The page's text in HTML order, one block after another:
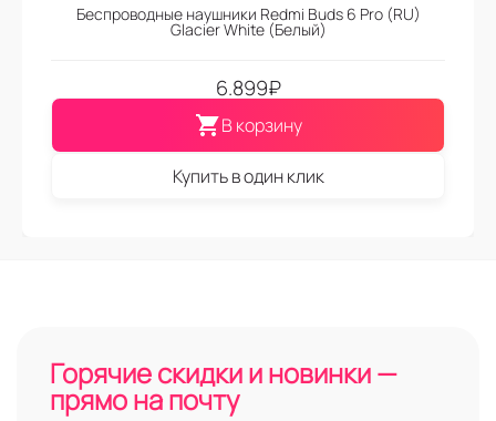
Беспроводные наушники Redmi Buds 6 Pro (RU)
Glacier White (Белый)
6.899₽
В корзину
Купить в один клик
Горячие скидки и новинки —
прямо на почту